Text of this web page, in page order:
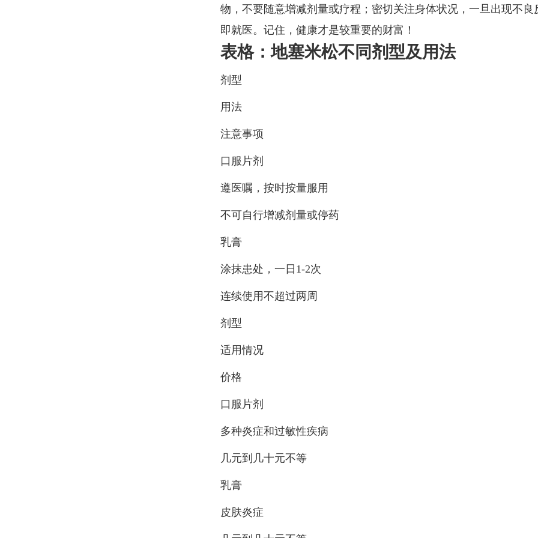
物，不要随意增减剂量或疗程；密切关注身体状况，一旦出现不良
即就医。记住，健康才是较重要的财富！
表格：地塞米松不同剂型及用法
剂型
用法
注意事项
口服片剂
遵医嘱，按时按量服用
不可自行增减剂量或停药
乳膏
涂抹患处，一日1-2次
连续使用不超过两周
剂型
适用情况
价格
口服片剂
多种炎症和过敏性疾病
几元到几十元不等
乳膏
皮肤炎症